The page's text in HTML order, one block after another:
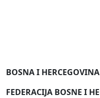
BOSNA I HERCEGOVINA
FEDERACIJA BOSNE I